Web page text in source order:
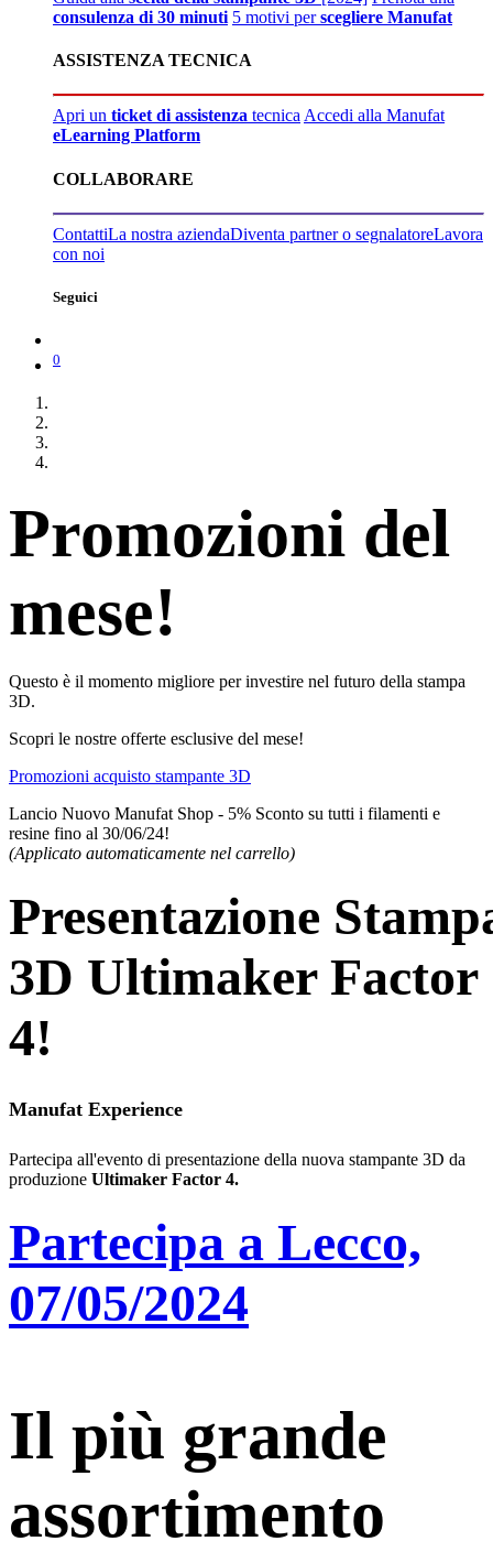
consulenza di 30 minuti 5 motivi perscegliere Manufat
ASSISTENZA TECNICA
Apri un ticket di assistenza tecnicaAccedi alla Manufat
eLearning Platform
COLLABORARE
ContattiLa nostra aziendaDiventa partner o segnalatoreLavora
con noi
Seguici
0
Promozioni del
mese!
Questo è il momento migliore per investire nel futuro della stampa
3D.
Scopri le nostre offerte esclusive del mese!
Promozioni acquisto stampante 3D
Lancio Nuovo Manufat Shop - 5% Sconto su tutti i filamenti e
resine fino al 30/06/24!
(Applicato automaticamente nel carrello)
Presentazione
3D Ultimaker Factor
4!
Manufat Experience
Partecipa all'evento di presentazione della nuova stampante 3D da
produzione Ultimaker Factor 4.
Partecipa a Lecco,
07/05/2024
Il più grande
assortimento